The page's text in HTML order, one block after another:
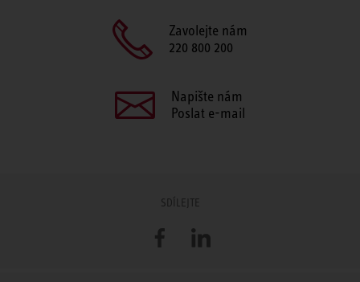
Zavolejte nám
220 800 200
Napište nám
Poslat e-mail
SDÍLEJTE
FacebookLinkedIn